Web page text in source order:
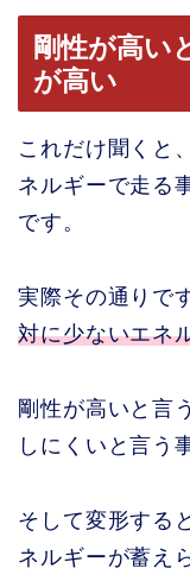
剛性が高い
が高い
これだけ聞くと
ネルギーで走る
です。
実際その通りで
対に少ないエネ
剛性が高いと言
しにくいと言う
そして変形する
ネルギーが蓄え